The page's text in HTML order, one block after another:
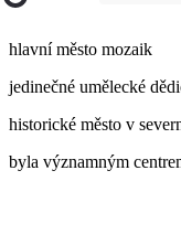
hlavní město mozaik
jedinečné umělecké
historické město v
byla významným